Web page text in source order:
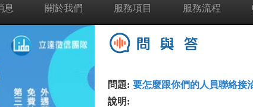
息 關於我們 服務項目 服務流程
問題: 要怎麼跟你們的人員聯絡接
說明: